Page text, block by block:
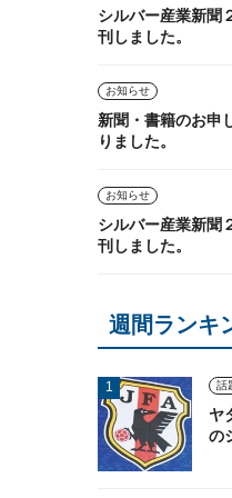
シルバー産業新聞
刊しました。
お知らせ
新聞・書籍のお申
りました。
お知らせ
シルバー産業新聞
刊しました。
週間ランキ
話
ヤ
の